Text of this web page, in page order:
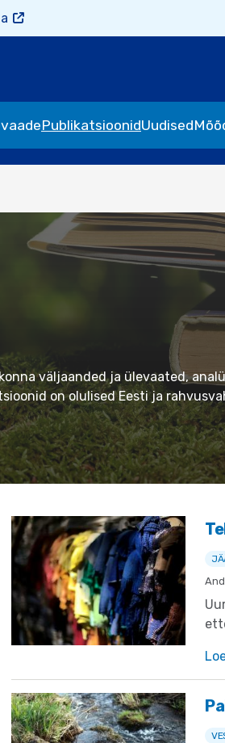
PublikatsioonidUudised
väljaanded ja ülevaated,
on olulised Eesti ja